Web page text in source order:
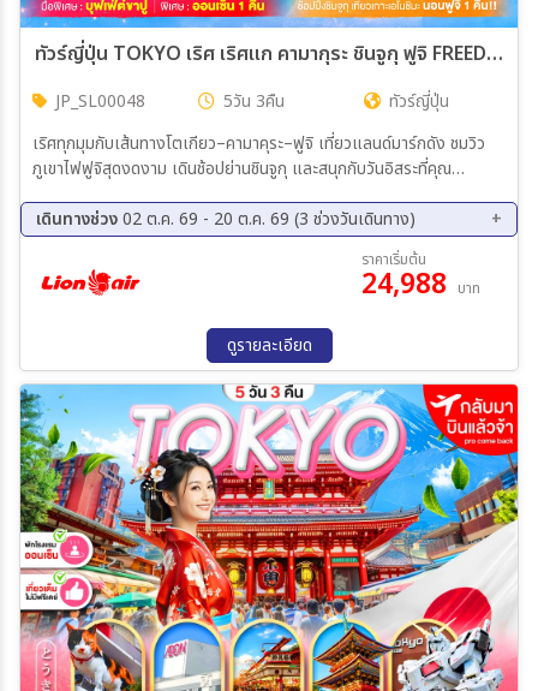
ทัวร์ญี่ปุ่น TOKYO เริศ เริศแก คามากุระ ชินจูกุ ฟูจิ FREEDAY 5วัน 3คืน (SL)
JP_SL00048 5วัน 3คืน
ทัวร์ญี่ปุ่น
เริศทุกมุมกับเส้นทางโตเกียว–คามาคุระ–ฟูจิ เที่ยวแลนด์มาร์กดัง ชมวิว
ภูเขาไฟฟูจิสุดงดงาม เดินช้อปย่านชินจูกุ และสนุกกับวันอิสระที่คุณ
เดินทางช่วง02 ต.ค. 69 - 20 ต.ค. 69 (3 ช่วงวันเดินทาง)
16 ต.ค. 69 - 20 ต.ค. 69
16 พ.ย. 69 - 20 พ.ย. 69
ราคาเริ่มต้น
24,988 บาท
ดูรายละเอียด